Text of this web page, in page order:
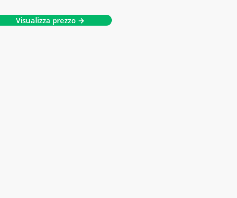
Visualizza prezzo →